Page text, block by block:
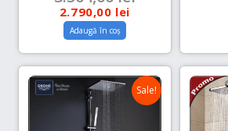
2.790,00 lei
Adaugă în coș
Sale!